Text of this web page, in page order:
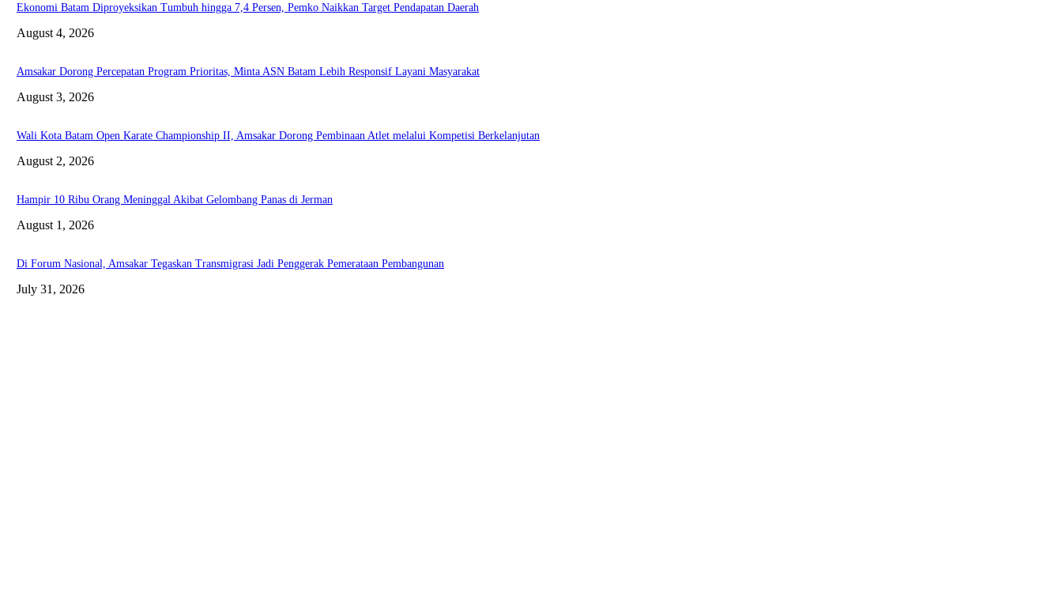
Ekonomi Batam Diproyeksikan Tumbuh hingga 7,4 Persen, Pemko Naikkan Target Pendapatan Daerah
August 4, 2026
Amsakar Dorong Percepatan Program Prioritas, Minta ASN Batam Lebih Responsif Layani Masyarakat
August 3, 2026
Wali Kota Batam Open Karate Championship II, Amsakar Dorong Pembinaan Atlet melalui Kompetisi Berkelanjutan
August 2, 2026
Hampir 10 Ribu Orang Meninggal Akibat Gelombang Panas di Jerman
August 1, 2026
Di Forum Nasional, Amsakar Tegaskan Transmigrasi Jadi Penggerak Pemerataan Pembangunan
July 31, 2026